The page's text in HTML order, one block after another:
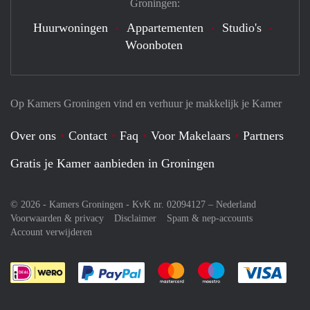
Op Kamers Groningen vind en verhuur je makkelijk je Kamer
Over ons Contact Faq Voor Makelaars
Partners
Gratis je Kamer aanbieden in Groningen
© 2026 - Kamers Groningen - KvK nr. 02094127 – Nederland
Voorwaarden & privacy
Disclaimer
Spam & nep-accounts
Account verwijderen
Je rekent gemakkelijk af met Paypal
Je rekent gemakkelijk af met
Je rekent
Groningen:
Huurwoningen Appartementen
Studio's
Woonboten